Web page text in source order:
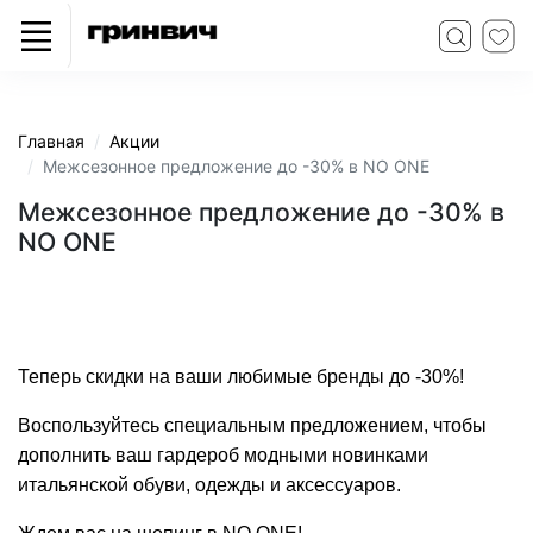
Главная
Акции
Межсезонное предложение до -30% в NO ONE
Межсезонное предложение до -30% в
NO ONE
Теперь скидки на ваши любимые бренды до -30%!
Воспользуйтесь специальным предложением, чтобы
дополнить ваш гардероб модными новинками
итальянской обуви, одежды и аксессуаров.